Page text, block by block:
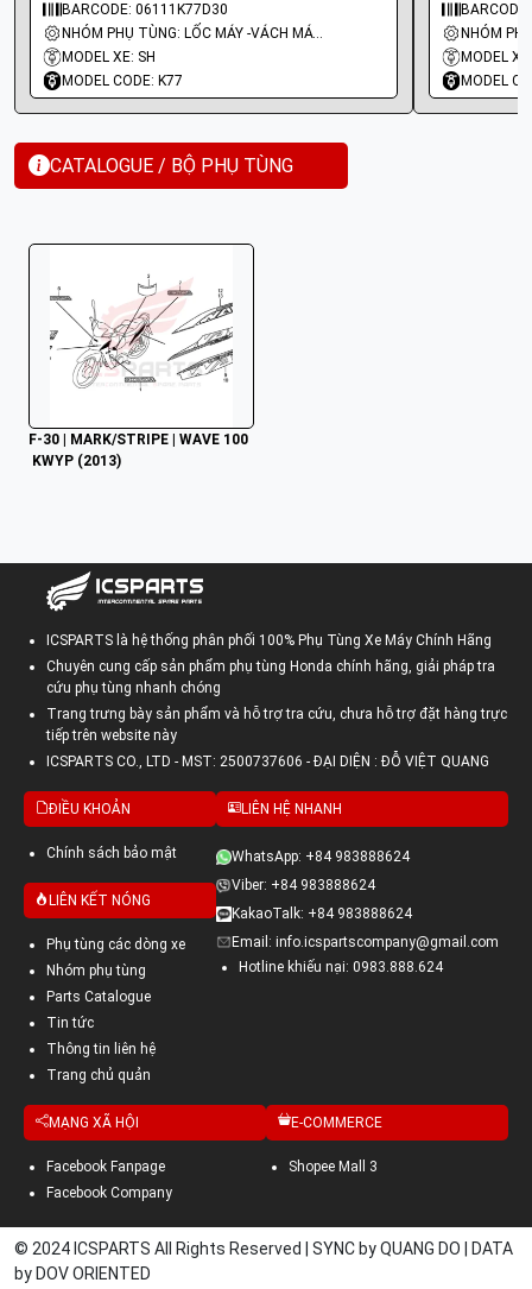
BARCODE: 06111K77D30
NHÓM PHỤ TÙNG: LỐC MÁY -VÁCH MÁY - GIOĂNG MÁY
MODEL XE: SH
MODEL CODE: K77
MODEL
MODEL
CATALOGUE / BỘ PHỤ TÙNG
F-30 | MARK/STRIPE | WAVE 100
KWYP (2013)
ICSPARTS là hệ thống phân phối 100% Phụ Tùng Xe Máy Chính Hãng
Chuyên cung cấp sản phẩm phụ tùng Honda chính hãng, giải pháp tra
cứu phụ tùng nhanh chóng
Trang trưng bày sản phẩm và hỗ trợ tra cứu, chưa hỗ trợ đặt hàng trực
tiếp trên website này
ICSPARTS CO., LTD - MST: 2500737606 - ĐẠI DIỆN : ĐỖ VIỆT QUANG
ĐIỀU KHOẢN
Chính sách bảo mật
LIÊN KẾT NÓNG
Phụ tùng các dòng xe
Nhóm phụ tùng
Parts Catalogue
Tin tức
Thông tin liên hệ
Trang chủ quản
LIÊN HỆ NHANH
WhatsApp: +84 983888624
Viber: +84 983888624
KakaoTalk: +84 983888624
Email: info.icspartscompany@gmail.com
Hotline khiếu nại: 0983.888.624
MẠNG XÃ HỘI
Facebook Fanpage
Facebook Company
E-COMMERCE
Shopee Mall 3
© 2024 ICSPARTS All Rights Reserved | SYNC by QUANG DO | DATA
by DOV ORIENTED